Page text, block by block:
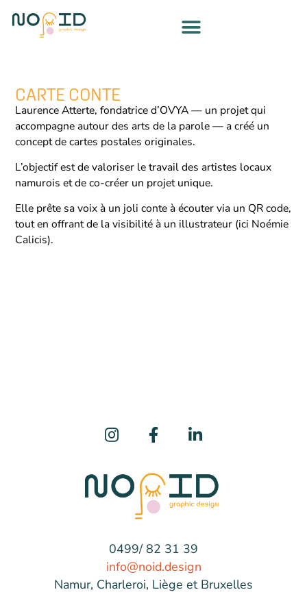
CARTE CONTE
Laurence Atterte, fondatrice d’OVYA — un projet qui
accompagne autour des arts de la parole — a créé un
concept de cartes postales originales.
L’objectif est de valoriser le travail des artistes locaux
namurois et de co-créer un projet unique.
Elle prête sa voix à un joli conte à écouter via un QR code,
tout en offrant de la visibilité à un illustrateur (ici Noémie
Calicis).
0499/ 82 31 39
info@noid.design
Namur, Charleroi, Liège et Bruxelles